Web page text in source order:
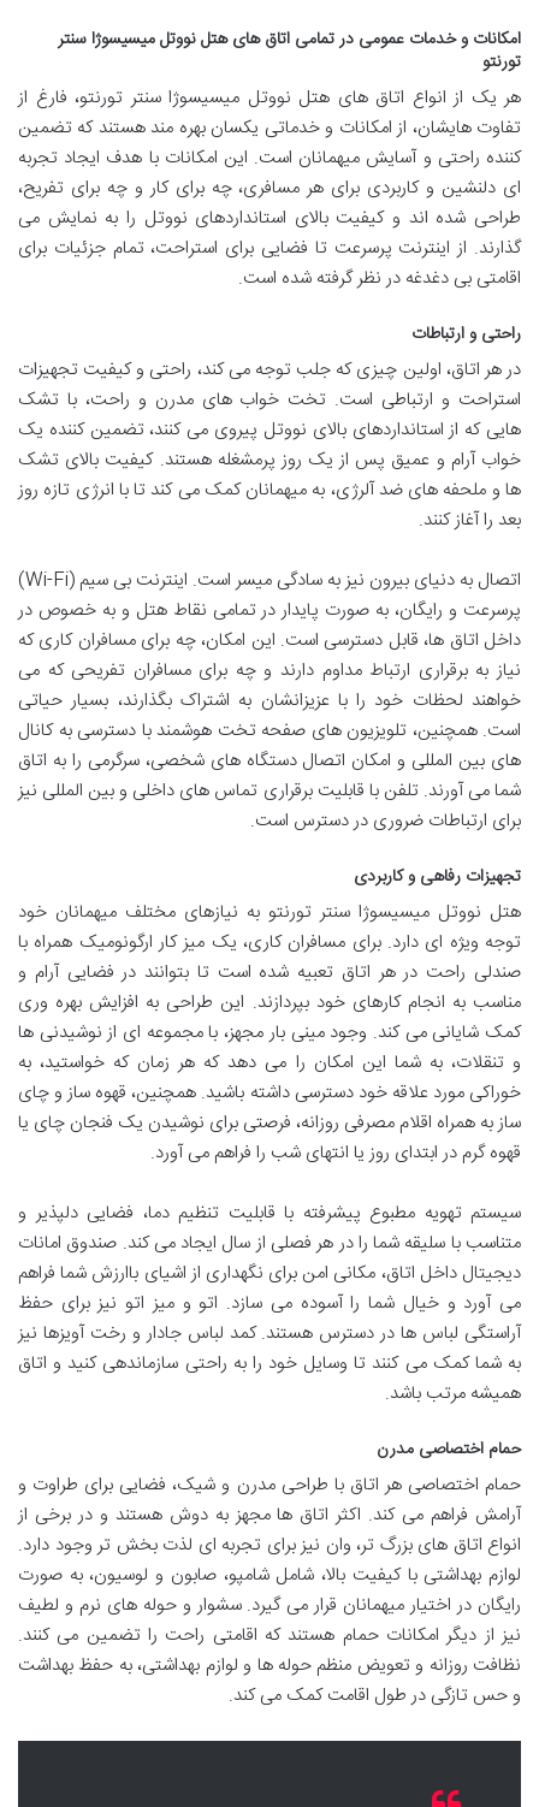
امکانات و خدمات عمومی در تمامی اتاق های هتل نووتل میسیسوژا سنتر
تورنتو
هر یک از انواع اتاق های هتل نووتل میسیسوژا سنتر تورنتو، فارغ از
تفاوت هایشان، از امکانات و خدماتی یکسان بهره مند هستند که تضمین
کننده راحتی و آسایش میهمانان است. این امکانات با هدف ایجاد تجربه
ای دلنشین و کاربردی برای هر مسافری، چه برای کار و چه برای تفریح،
طراحی شده اند و کیفیت بالای استانداردهای نووتل را به نمایش می
گذارند. از اینترنت پرسرعت تا فضایی برای استراحت، تمام جزئیات برای
اقامتی بی دغدغه در نظر گرفته شده است.
راحتی و ارتباطات
در هر اتاق، اولین چیزی که جلب توجه می کند، راحتی و کیفیت تجهیزات
استراحت و ارتباطی است. تخت خواب های مدرن و راحت، با تشک
هایی که از استانداردهای بالای نووتل پیروی می کنند، تضمین کننده یک
خواب آرام و عمیق پس از یک روز پرمشغله هستند. کیفیت بالای تشک
ها و ملحفه های ضد آلرژی، به میهمانان کمک می کند تا با انرژی تازه روز
بعد را آغاز کنند.
اتصال به دنیای بیرون نیز به سادگی میسر است. اینترنت بی سیم (Wi-Fi)
پرسرعت و رایگان، به صورت پایدار در تمامی نقاط هتل و به خصوص در
داخل اتاق ها، قابل دسترسی است. این امکان، چه برای مسافران کاری که
نیاز به برقراری ارتباط مداوم دارند و چه برای مسافران تفریحی که می
خواهند لحظات خود را با عزیزانشان به اشتراک بگذارند، بسیار حیاتی
است. همچنین، تلویزیون های صفحه تخت هوشمند با دسترسی به کانال
های بین المللی و امکان اتصال دستگاه های شخصی، سرگرمی را به اتاق
شما می آورند. تلفن با قابلیت برقراری تماس های داخلی و بین المللی نیز
برای ارتباطات ضروری در دسترس است.
تجهیزات رفاهی و کاربردی
هتل نووتل میسیسوژا سنتر تورنتو به نیازهای مختلف میهمانان خود
توجه ویژه ای دارد. برای مسافران کاری، یک میز کار ارگونومیک همراه با
صندلی راحت در هر اتاق تعبیه شده است تا بتوانند در فضایی آرام و
مناسب به انجام کارهای خود بپردازند. این طراحی به افزایش بهره وری
کمک شایانی می کند. وجود مینی بار مجهز، با مجموعه ای از نوشیدنی ها
و تنقلات، به شما این امکان را می دهد که هر زمان که خواستید، به
خوراکی مورد علاقه خود دسترسی داشته باشید. همچنین، قهوه ساز و چای
ساز به همراه اقلام مصرفی روزانه، فرصتی برای نوشیدن یک فنجان چای یا
قهوه گرم در ابتدای روز یا انتهای شب را فراهم می آورد.
سیستم تهویه مطبوع پیشرفته با قابلیت تنظیم دما، فضایی دلپذیر و
متناسب با سلیقه شما را در هر فصلی از سال ایجاد می کند. صندوق امانات
دیجیتال داخل اتاق، مکانی امن برای نگهداری از اشیای باارزش شما فراهم
می آورد و خیال شما را آسوده می سازد. اتو و میز اتو نیز برای حفظ
آراستگی لباس ها در دسترس هستند. کمد لباس جادار و رخت آویزها نیز
به شما کمک می کنند تا وسایل خود را به راحتی سازماندهی کنید و اتاق
همیشه مرتب باشد.
حمام اختصاصی مدرن
حمام اختصاصی هر اتاق با طراحی مدرن و شیک، فضایی برای طراوت و
آرامش فراهم می کند. اکثر اتاق ها مجهز به دوش هستند و در برخی از
انواع اتاق های بزرگ تر، وان نیز برای تجربه ای لذت بخش تر وجود دارد.
لوازم بهداشتی با کیفیت بالا، شامل شامپو، صابون و لوسیون، به صورت
رایگان در اختیار میهمانان قرار می گیرد. سشوار و حوله های نرم و لطیف
نیز از دیگر امکانات حمام هستند که اقامتی راحت را تضمین می کنند.
نظافت روزانه و تعویض منظم حوله ها و لوازم بهداشتی، به حفظ بهداشت
و حس تازگی در طول اقامت کمک می کند.